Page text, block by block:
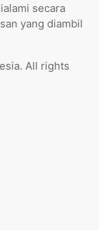
secara
yang diambil
All rights